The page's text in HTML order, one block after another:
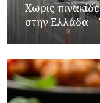
Χωρίς
στην Ελλάδα –